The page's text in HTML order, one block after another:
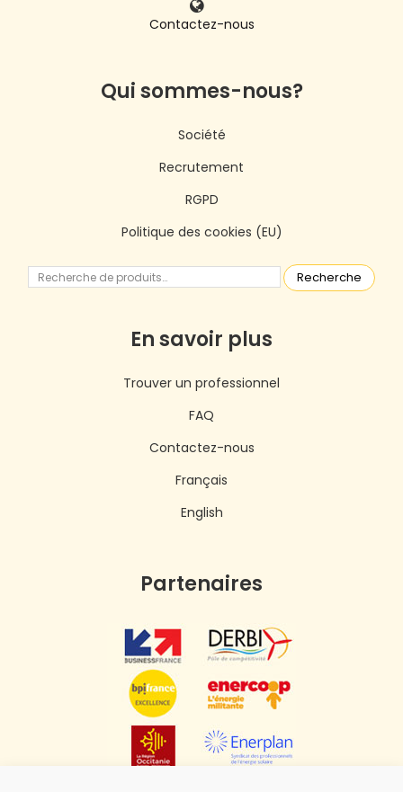
Contactez-nous
Qui sommes-nous?
Société
Recrutement
RGPD
Politique des cookies (EU)
Recherche
En savoir plus
Trouver un professionnel
FAQ
Contactez-nous
Français
English
Partenaires